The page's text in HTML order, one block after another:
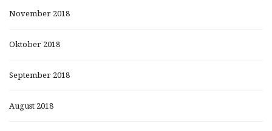
November 2018
Oktober 2018
September 2018
August 2018